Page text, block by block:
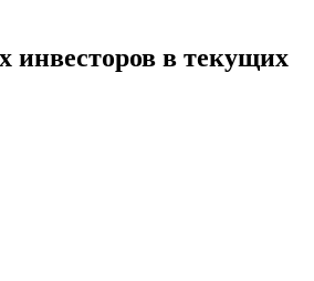
инвесторов в текущих